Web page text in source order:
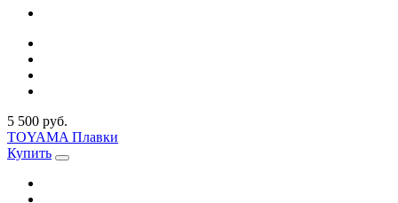
5 500 руб.
TOYAMA Плавки
Купить